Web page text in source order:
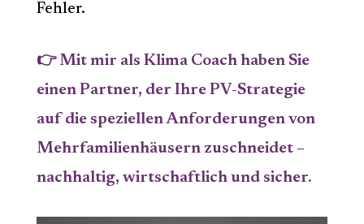
Fehler.
👉 Mit mir als Klima Coach haben Sie
einen Partner, der Ihre PV-Strategie
auf die speziellen Anforderungen von
Mehrfamilienhäusern zuschneidet –
nachhaltig, wirtschaftlich und sicher.